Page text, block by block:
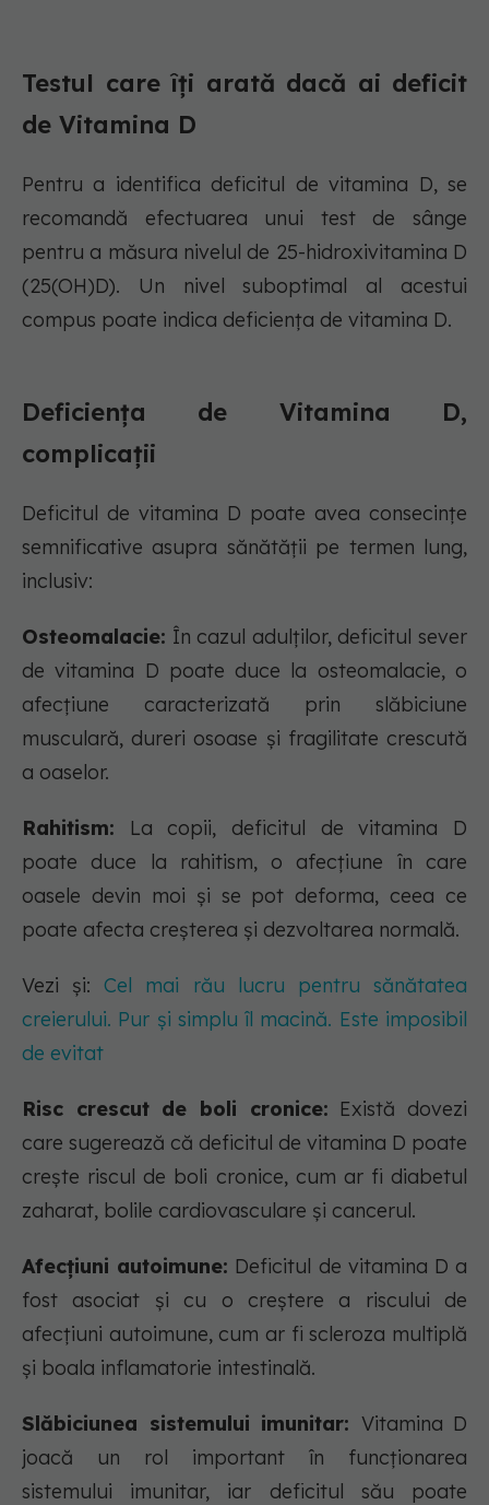
Testul care îți arată dacă ai deficit
de Vitamina D
Pentru a identifica deficitul de vitamina D, se
recomandă efectuarea unui test de sânge
pentru a măsura nivelul de 25-hidroxivitamina D
(25(OH)D). Un nivel suboptimal al acestui
compus poate indica deficiența de vitamina D.
Deficiența de Vitamina D,
complicații
Deficitul de vitamina D poate avea consecințe
semnificative asupra sănătății pe termen lung,
inclusiv:
Osteomalacie: În cazul adulților, deficitul sever
de vitamina D poate duce la osteomalacie, o
afecțiune caracterizată prin slăbiciune
musculară, dureri osoase și fragilitate crescută
a oaselor.
Rahitism: La copii, deficitul de vitamina D
poate duce la rahitism, o afecțiune în care
oasele devin moi și se pot deforma, ceea ce
poate afecta creșterea și dezvoltarea normală.
Vezi și:Cel mai rău lucru pentru sănătatea
creierului. Pur și simplu îl macină. Este imposibil
de evitat
Risc crescut de boli cronice: Există dovezi
care sugerează că deficitul de vitamina D poate
crește riscul de boli cronice, cum ar fi diabetul
zaharat, bolile cardiovasculare și cancerul.
Afecțiuni autoimune: Deficitul de vitamina D a
fost asociat și cu o creștere a riscului de
afecțiuni autoimune, cum ar fi scleroza multiplă
și boala inflamatorie intestinală.
Slăbiciunea sistemului imunitar: Vitamina D
joacă un rol important în funcționarea
sistemului imunitar, iar deficitul său poate